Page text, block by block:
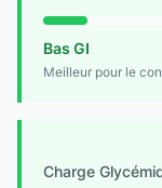
Bas GI
Meilleur pour le
Charge